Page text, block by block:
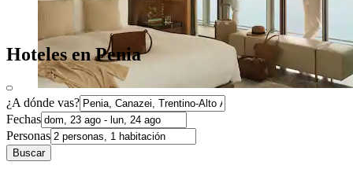
Hoteles en Penia
¿A dónde vas?
Fechas
Personas
Buscar